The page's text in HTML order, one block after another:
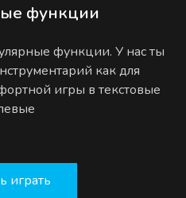
функции
функции. У нас ты
как для
игры в текстовые
играть